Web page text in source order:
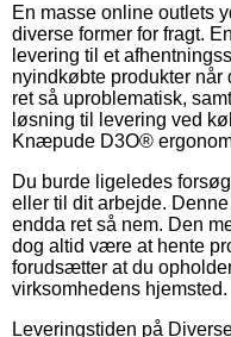
En masse online outlets
diverse former for fragt.
levering til et
nyindkøbte produkter når
ret så uproblematisk,
løsning til levering ved
Knæpude D3O®
Du burde ligeledes
eller til dit arbejde.
endda ret så nem. Den
dog altid være at hente
forudsætter at du
virksomhedens hjemsted.
Leveringstiden på